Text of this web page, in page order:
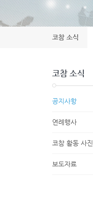
코참 소식
코참 소식
공지사항
연례행사
코참 활동 사진
보도자료